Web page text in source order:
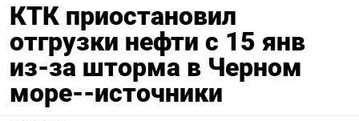
КТК приостановил
отгрузки нефти с 15 янв
из-за шторма в Черном
море--источники